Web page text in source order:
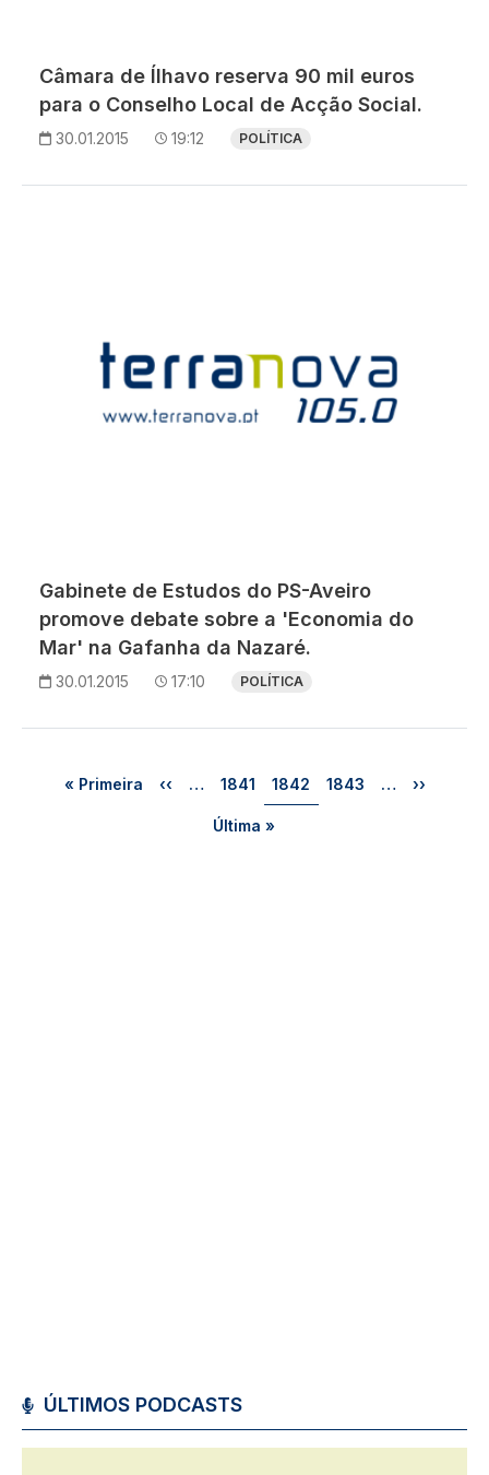
Câmara de Ílhavo reserva 90 mil euros
para o Conselho Local de Acção Social.
30.01.2015 19:12 POLÍTICA
Gabinete de Estudos do PS-Aveiro
promove debate sobre a 'Economia do
Mar' na Gafanha da Nazaré.
30.01.2015 17:10 POLÍTICA
Primeira página
« Primeira Página anterior
‹‹ … Página
1841 Página
1842 Página
1843 … Próxima
››
Última página
Última »
ÚLTIMOS PODCASTS